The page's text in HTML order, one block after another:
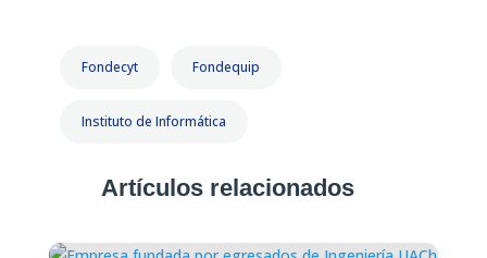
Fondecyt Fondequip
Instituto de Informática
Artículos relacionados